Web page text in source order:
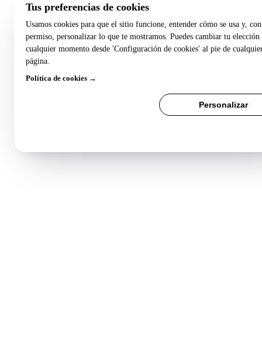
Tus preferencias de cookies
Usamos cookies para que el sitio funcione, entender cómo se usa y,
permiso, personalizar lo que te mostramos. Puedes cambiar tu elección
cualquier momento desde 'Configuración de cookies' al pie de
página.
Política de cookies →
Personalizar